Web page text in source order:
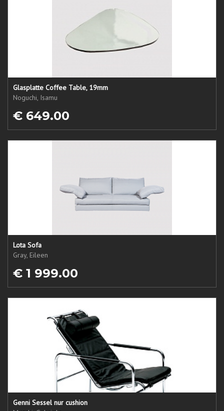
Glasplatte Coffee Table, 19mm
Noguchi, Isamu
€ 649.00
Lota Sofa
Gray, Eileen
€ 1 999.00
Genni Sessel nur cushion